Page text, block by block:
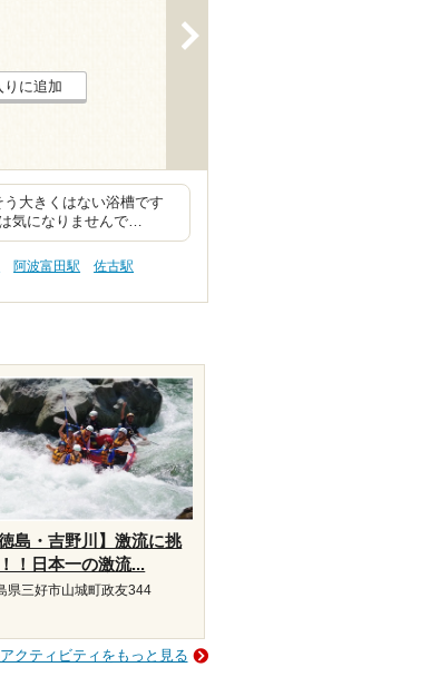
りに追加
大きくはない浴槽です
気になりませんで…
阿波富田駅
佐古駅
徳島・吉野川】激流に挑
！日本一の激流...
県三好市山城町政友344
クティビティをもっと見る